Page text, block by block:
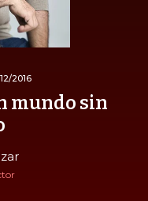
2016
mundo sin